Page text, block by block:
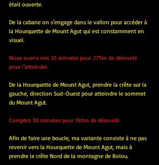
était ouverte.
De la cabane on s'engage dans le vallon pour accéder à
la Hourquette de Mount Agut qui est constamment en
visuel.
Nous avons mis 35 minutes pour 275m de dénivelé
pour l'atteindre.
De la Hourquette de Mount Agut, prendre la crête sur la
gauche, direction Sud-Ouest pour atteindre le sommet
du Mount Agut.
Comptez 30 minutes pour 180m de dénivelé.
Afin de faire une boucle, ma variante consiste à ne pas
revenir vers la Hourquette de Mount Agut, mais à
prendre la crête Nord de la montagne de Bolou.